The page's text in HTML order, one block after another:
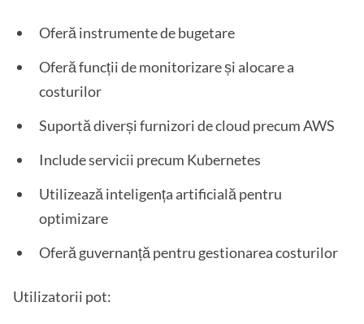
Oferă instrumente de bugetare
Oferă funcții de monitorizare și alocare a
costurilor
Suportă diverși furnizori de cloud precum AWS
Include servicii precum Kubernetes
Utilizează inteligența artificială pentru
optimizare
Oferă guvernanță pentru gestionarea costurilor
Utilizatorii pot: